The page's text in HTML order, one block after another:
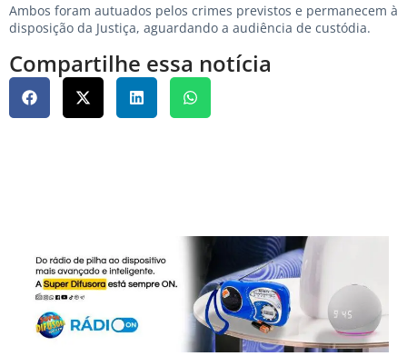
Ambos foram autuados pelos crimes previstos e permanecem à
disposição da Justiça, aguardando a audiência de custódia.
Compartilhe essa notícia